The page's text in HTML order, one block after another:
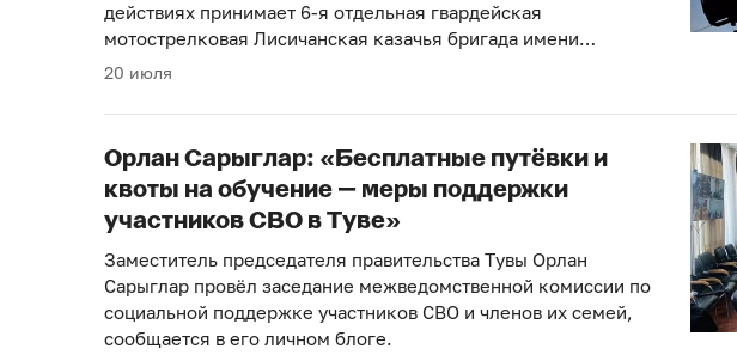
действиях принимает 6-я отдельная гвардейская
мотострелковая Лисичанская казачья бригада имени…
20 июля
Орлан Сарыглар: «Бесплатные путёвки и
квоты на обучение — меры поддержки
участников СВО в Туве»
Заместитель председателя правительства Тувы Орлан
Сарыглар провёл заседание межведомственной комиссии по
социальной поддержке участников СВО и членов их семей,
сообщается в его личном блоге.